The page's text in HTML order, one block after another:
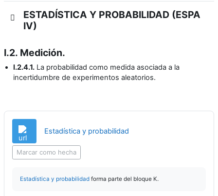
ESTADÍSTICA Y PROBABILIDAD (ESPA
IV)
I.2. Medición.
I.2.4.1. La probabilidad como medida asociada a la
incertidumbre de experimentos aleatorios.
Estadística y probabilidad
Marcar como hecha
Estadística y probabilidad forma parte del bloque K.